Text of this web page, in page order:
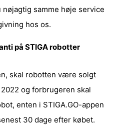
samme høje service
hos os.
på STIGA robotter
skal robotten være solgt
og forbrugeren skal
enten i STIGA.GO-appen
30 dage efter købet.